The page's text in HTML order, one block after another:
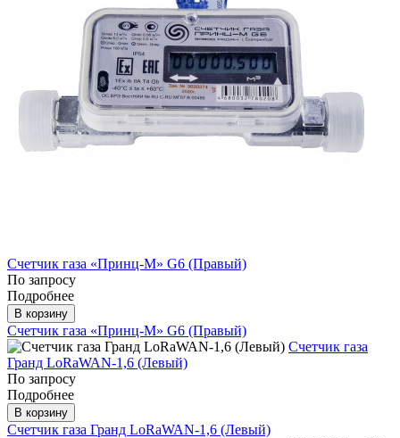
Счетчик газа «Принц-М» G6 (Правый)
По запросу
Подробнее
В корзину
Счетчик газа «Принц-М» G6 (Правый)
Счетчик газа
Гранд LoRaWAN-1,6 (Левый)
По запросу
Подробнее
В корзину
Счетчик газа Гранд LoRaWAN-1,6 (Левый)